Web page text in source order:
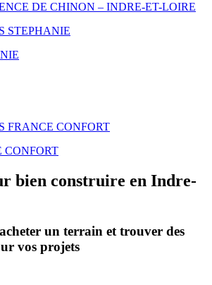
DE CHINON – INDRE-ET-LOIRE
CONFORT
bien construire en Indre-
un terrain et trouver des
vos projets